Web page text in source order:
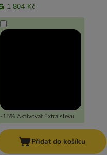
1 804 Kč
-15% Aktivovat Extra slevu
Přidat do košíku